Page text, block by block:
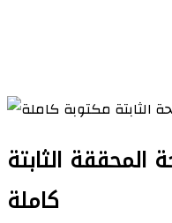
المحققة الثابتة
كاملة